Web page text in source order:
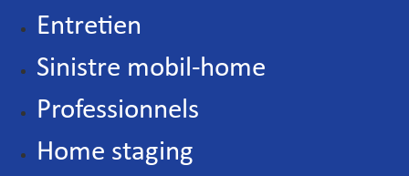
Entretien
Sinistre mobil-home
Professionnels
Home staging